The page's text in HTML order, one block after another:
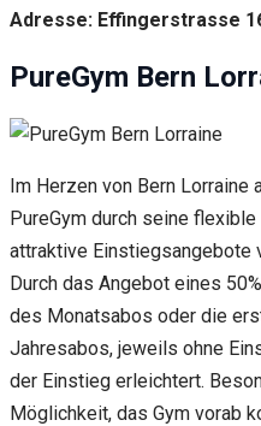
Adresse: Effingerstrasse
PureGym Bern
Im Herzen von Bern Lorraine
PureGym durch seine
attraktive Einstiegsangebote
Durch das Angebot eines
des Monatsabos oder die
Jahresabos, jeweils ohne
der Einstieg erleichtert.
Möglichkeit, das Gym vorab